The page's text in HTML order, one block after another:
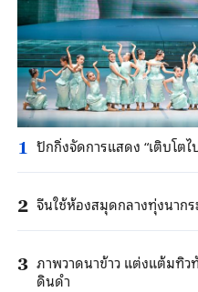
1 ปักกิ่งจัดการแสดง “เติบโต
2 จีนใช้ห้องสมุดกลางทุ่งนาก
3 ภาพวาดนาข้าว แต่งแต้มทิ
ดินดำ